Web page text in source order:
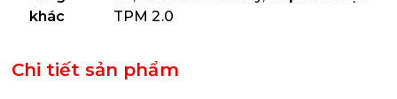
khác
TPM 2.0
Chi tiết sản phẩm